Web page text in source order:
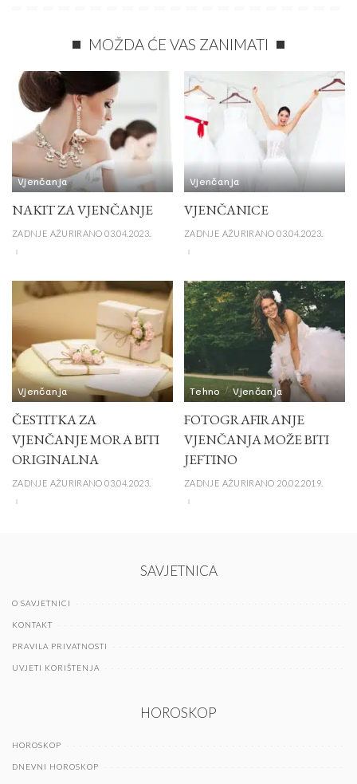
MOŽDA ĆE VAS ZANIMATI
Vjenčanja
NAKIT ZA VJENČANJE
ZADNJE AŽURIRANO 03.04.2023.
Vjenčanja
VJENČANICE
ZADNJE AŽURIRANO 03.04.2023.
Vjenčanja
ČESTITKA ZA
VJENČANJE MORA BITI
ORIGINALNA
ZADNJE AŽURIRANO 03.04.2023.
Tehno Vjenčanja
FOTOGRAFIRANJE
VJENČANJA MOŽE BITI
JEFTINO
ZADNJE AŽURIRANO 20.02.2019.
SAVJETNICA
O SAVJETNICI
KONTAKT
PRAVILA PRIVATNOSTI
UVJETI KORIŠTENJA
HOROSKOP
HOROSKOP
DNEVNI HOROSKOP